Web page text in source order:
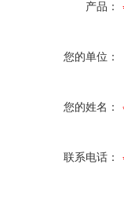
产品：
您的单位：
您的姓名：
联系电话：